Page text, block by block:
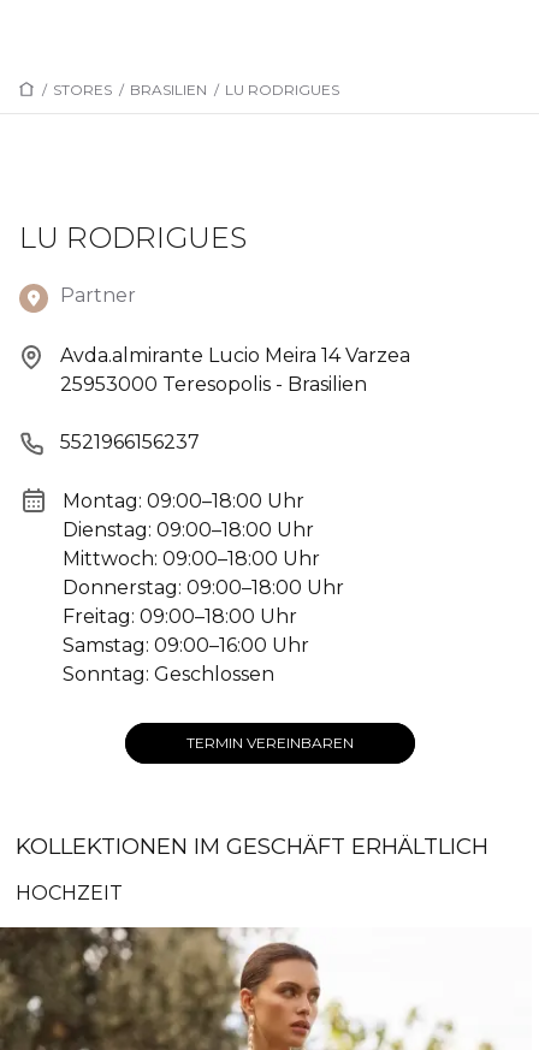
/ STORES / BRASILIEN / LU RODRIGUES
LU RODRIGUES
Partner
Avda.almirante Lucio Meira 14 Varzea
25953000 Teresopolis - Brasilien
5521966156237
Montag: 09:00–18:00 Uhr
Dienstag: 09:00–18:00 Uhr
Mittwoch: 09:00–18:00 Uhr
Donnerstag: 09:00–18:00 Uhr
Freitag: 09:00–18:00 Uhr
Samstag: 09:00–16:00 Uhr
Sonntag: Geschlossen
TERMIN VEREINBAREN
KOLLEKTIONEN IM GESCHÄFT ERHÄLTLICH
HOCHZEIT